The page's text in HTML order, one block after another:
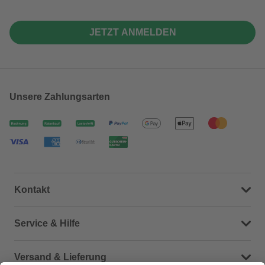
JETZT ANMELDEN
Unsere Zahlungsarten
Kontakt
Dein Kontakt zu uns
Service & Hilfe
Häufige Fragen (FAQ)
Versand & Lieferung